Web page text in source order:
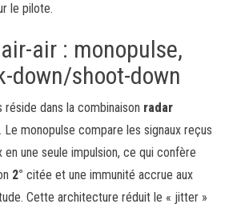
le pilote.
air : monopulse,
down/shoot-down
dans la combinaison radar
. Le monopulse compare les signaux reçus
en une seule impulsion, ce qui confère
2° citée et une immunité accrue aux
Cette architecture réduit le « jitter »